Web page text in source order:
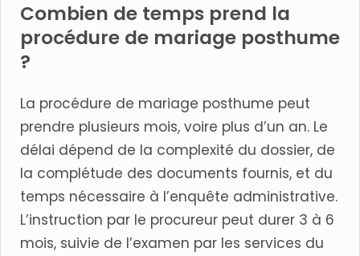
Combien de temps prend la
procédure de mariage posthume
?
La procédure de mariage posthume peut
prendre plusieurs mois, voire plus d’un an. Le
délai dépend de la complexité du dossier, de
la complétude des documents fournis, et du
temps nécessaire à l’enquête administrative.
L’instruction par le procureur peut durer 3 à 6
mois, suivie de l’examen par les services du